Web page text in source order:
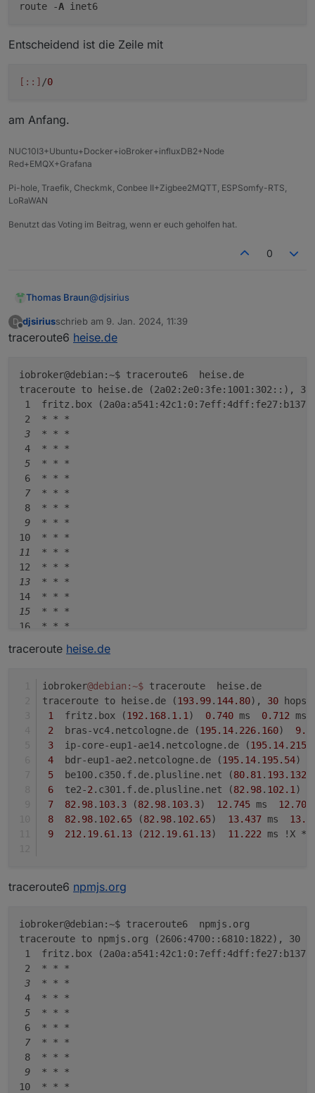
Address: 2606:4700::6810:1822
Name:   registry.npmjs.org
Name:   registry.npmjs.org
Name:   registry.npmjs.org
Address: 2606:4700::6810:1e22
route -A inet6
Entscheidend ist die Zeile mit
[::] /0
am Anfang.
NUC10I3+Ubuntu+Docker+ioBroker+influxDB2+Node
Red+EMQX+Grafana
Pi-hole, Traefik, Checkmk, Conbee II+Zigbee2MQTT, ESPSomfy-RTS,
LoRaWAN
Benutzt das Voting im Beitrag, wenn er euch geholfen hat.
0
Thomas Braun@djsirius
Namensauflösung funktionert, das Routing
klemmt noch.
traceroute6  npmjs.org
sagt?
D djsiriusschrieb am 9. Jan. 2024, 11:39
zuletzt editiert von
traceroute6 heise.de
iobroker@debian:~$ traceroute6  heise.de
traceroute to heise.de (2a02:2e0:3fe:1001:302::), 30
1  fritz.box (2a0a:a541:42c1:0:7eff:4dff:fe27:b137)
2 * *
*
3  *
* *
4 * *
*
5  *
* *
6 * *
*
7  *
* *
8 * *
*
9  *
* *
10 * *
*
11  *
* *
12 * *
*
13  *
* *
14 * *
*
15  *
* *
16 * *
*
18 * *
*
* * *
21  * * *
* *
*
* *
* *
*
* *
* *
*
* *
* *
*
* *
* * *
traceroute heise.de
iobroker@debian :~$ traceroute  heise.de
traceroute to heise.de (193.99. 144.80), 30 hops
1
  fritz.box (
192.168. 1.1 ) 0.740 ms 0.712
2
  bras-vc4.netcologne.de (
195.14. 226.160)
3
  ip-core-eup1-ae14.netcologne.de (
195.14.
4
  bdr-eup1-ae2.netcologne.de (
195.14. 195.54)
5
  be100.c350.f.de.plusline.net (
80.81 . 193.132
6
  te2-
2 .c301.f.de.plusline.net (82.98. 102.1 )
7
82.98. 103.3 (82.98. 103.3) 12.745 ms 12.704
8
82.98. 102.65 (82.98. 102.65) 13.437 ms
9
212.19. 61.13 (212.19. 61.13) 11.222 ms !X *
traceroute6 npmjs.org
iobroker@debian:~$ traceroute6  npmjs.org
traceroute to npmjs.org (2606:4700::6810:1822), 30
1  fritz.box (2a0a:a541:42c1:0:7eff:4dff:fe27:b137)
2 * *
*
3  *
* *
4 * *
*
5  *
* *
6 * *
*
7  *
* *
8 * *
*
9  *
* *
10 * *
*